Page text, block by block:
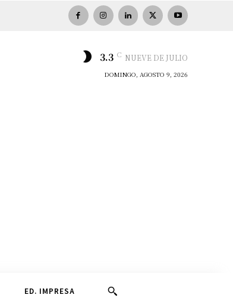
3.3 C NUEVE DE JULIO
DOMINGO, AGOSTO 9, 2026
ED. IMPRESA